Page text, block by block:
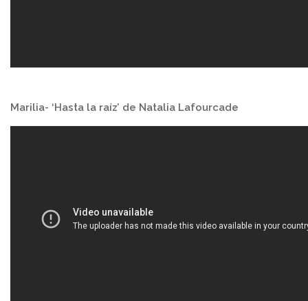
Marilia- ‘Hasta la raíz’ de Natalia Lafourcade